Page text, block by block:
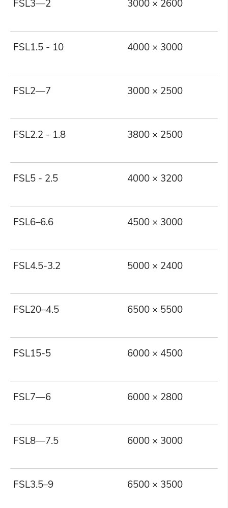
FSL3—2 3000 × 2600
FSL1.5 - 10 4000 × 3000
FSL2—7 3000 × 2500
FSL2.2 - 1.8 3800 × 2500
FSL5 - 2.5 4000 × 3200
FSL6–6.6 4500 × 3000
FSL4.5-3.2 5000 × 2400
FSL20–4.5 6500 × 5500
FSL15-5 6000 × 4500
FSL7—6 6000 × 2800
FSL8—7.5 6000 × 3000
FSL3.5–9 6500 × 3500